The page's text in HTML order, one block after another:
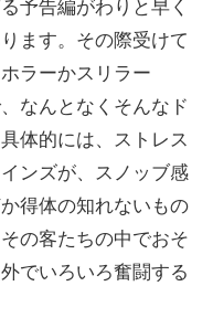
予告編がわりと早く
ます。その際受けて
ラーかスリラー
なんとなくそんなド
体的には、ストレス
ンズが、スノッブ感
得体の知れないもの
の客たちの中でおそ
でいろいろ奮闘する